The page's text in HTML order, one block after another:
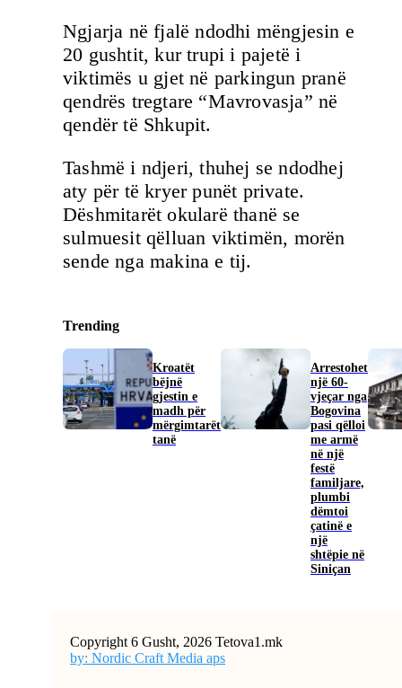
Ngjarja në fjalë ndodhi mëngjesin e
20 gushtit, kur trupi i pajetë i
viktimës u gjet në parkingun pranë
qendrës tregtare “Mavrovasja” në
qendër të Shkupit.
Tashmë i ndjeri, thuhej se ndodhej
aty për të kryer punët private.
Dëshmitarët okularë thanë se
sulmuesit qëlluan viktimën, morën
sende nga makina e tij.
Trending
Kroatët
bëjnë
gjestin e
madh për
mërgimtarët
tanë
Arrestohet
një 60-
vjeçar nga
Bogovina
pasi qëlloi
me armë
në një
festë
familjare,
plumbi
dëmtoi
çatinë e
një
shtëpie në
Siniçan
Copyright 6 Gusht, 2026 Tetova1.mk
by: Nordic Craft Media aps